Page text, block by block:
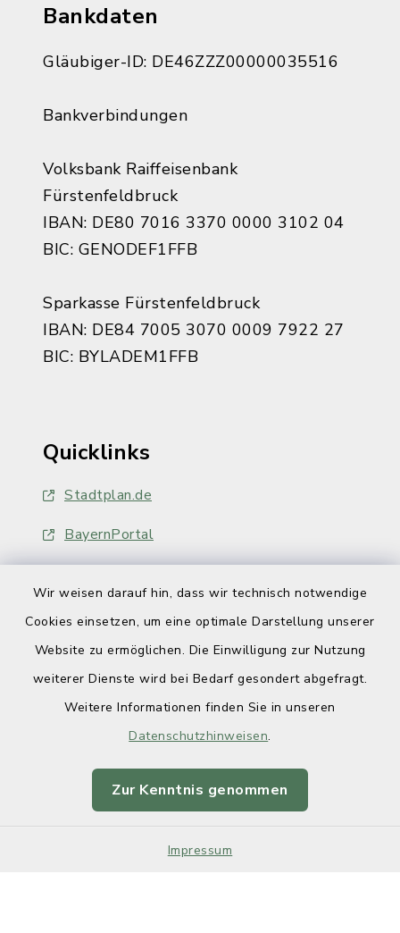
Wir weisen darauf hin, dass wir technisch notwendige
Cookies einsetzen, um eine optimale Darstellung unserer
Website zu ermöglichen. Die Einwilligung zur Nutzung
weiterer Dienste wird bei Bedarf gesondert abgefragt.
Weitere Informationen finden Sie in unseren
Datenschutzhinweisen.
Zur Kenntnis genommen
Impressum
Bankdaten
Gläubiger-ID: DE46ZZZ00000035516
Bankverbindungen
Volksbank Raiffeisenbank
Fürstenfeldbruck
IBAN: DE80 7016 3370 0000 3102 04
BIC: GENODEF1FFB
Sparkasse Fürstenfeldbruck
IBAN: DE84 7005 3070 0009 7922 27
BIC: BYLADEM1FFB
Quicklinks
Stadtplan.de
BayernPortal
Barrierefreiheit
Impressum
Sitemap